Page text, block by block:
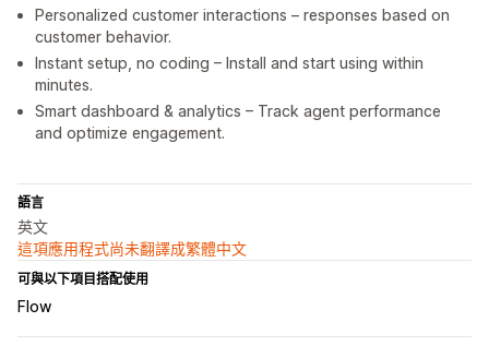
Personalized customer interactions – responses based on
customer behavior.
Instant setup, no coding – Install and start using within
minutes.
Smart dashboard & analytics – Track agent performance
and optimize engagement.
語言
英文
這項應用程式尚未翻譯成繁體中文
可與以下項目搭配使用
Flow